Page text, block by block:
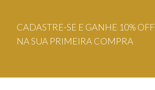
CADASTRE-SE E GANHE 10% OFF
NA SUA PRIMEIRA COMPRA